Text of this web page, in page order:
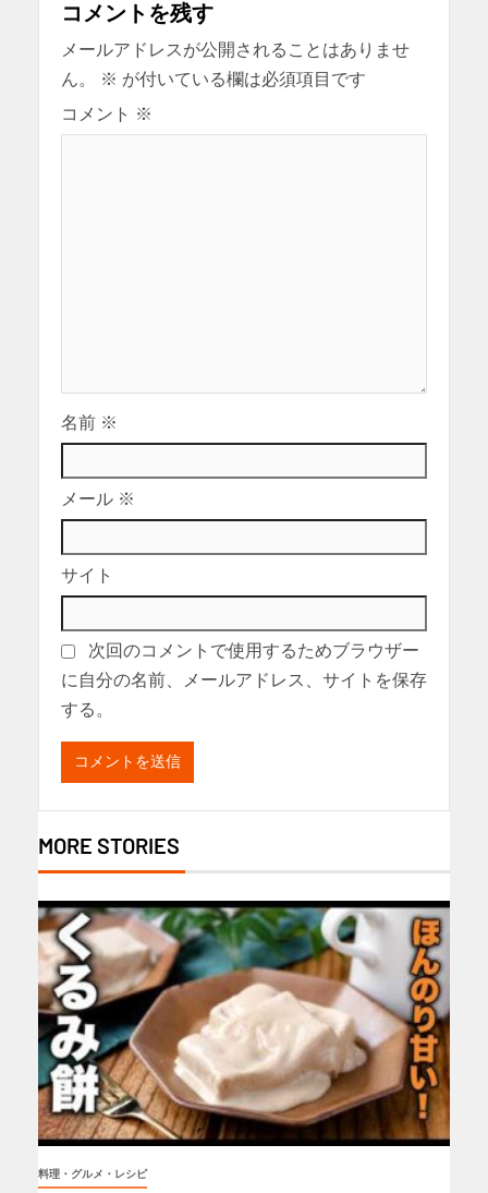
コメントを残す
メールアドレスが公開されることはありませ
ん。
※ が付いている欄は必須項目です
コメント ※
名前 ※
メール ※
サイト
次回のコメントで使用するためブラウザー
に自分の名前、メールアドレス、サイトを保存
する。
MORE STORIES
料理・グルメ・レシピ